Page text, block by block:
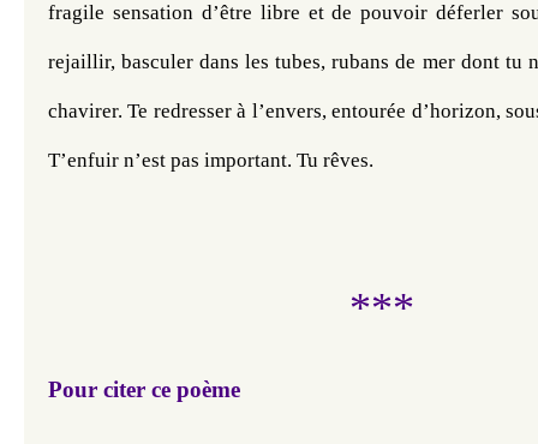
fragile sensation d’être libre et de pouvoir déferler
rejaillir, basculer dans les tubes, rubans de mer dont tu
chavirer. Te redresser à l’envers, entourée d’horizon,
T’enfuir n’est pas important. Tu rêves.
***
Pour citer ce poème